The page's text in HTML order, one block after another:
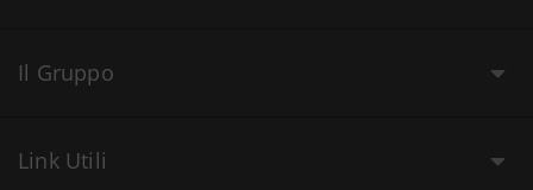
Il Gruppo
Link Utili